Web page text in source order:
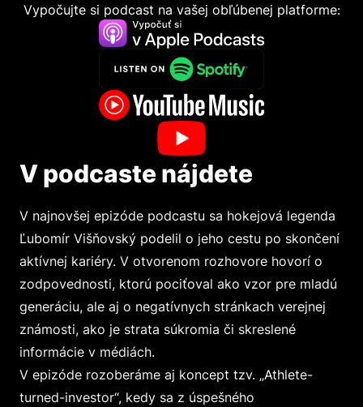
Vypočujte si podcast na vašej obľúbenej platforme:
V podcaste nájdete
V najnovšej epizóde podcastu sa hokejová legenda
Ľubomír Višňovský podelil o jeho cestu po skončení
aktívnej kariéry. V otvorenom rozhovore hovorí o
zodpovednosti, ktorú pociťoval ako vzor pre mladú
generáciu, ale aj o negatívnych stránkach verejnej
známosti, ako je strata súkromia či skreslené
informácie v médiách.
V epizóde rozoberáme aj koncept tzv. „Athlete-
turned-investor“, kedy sa z úspešného